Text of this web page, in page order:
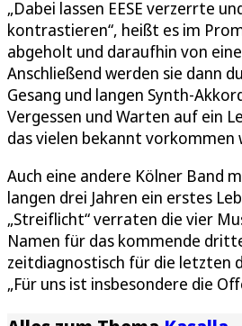
„Dabei lassen EESE verzerrte
kontrastieren“, heißt es im
abgeholt und daraufhin von
Anschließend werden sie dann
Gesang und langen Synth-
Vergessen und Warten auf ein
das vielen bekannt vorkommen
Auch eine andere Kölner Band
langen drei Jahren ein erstes
„Streiflicht“ verraten die vier
Namen für das kommende
zeitdiagnostisch für die letzten
„Für uns ist insbesondere die